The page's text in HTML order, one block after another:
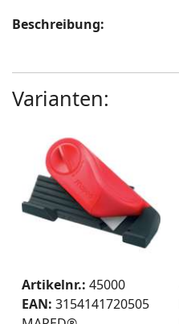
Beschreibung:
Varianten:
Artikelnr.: 45000
EAN: 3154141720505